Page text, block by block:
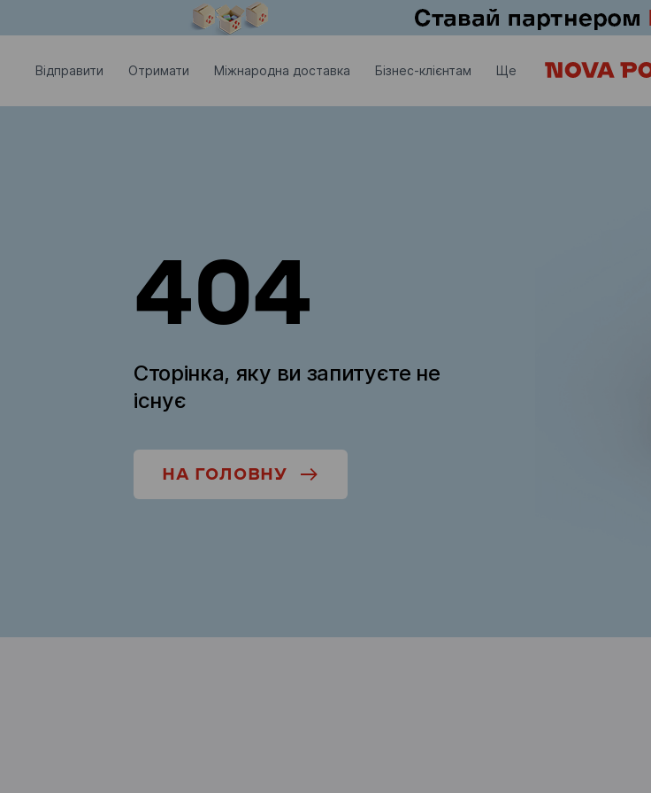
Відправити Отримати Міжнародна доставка Бізнес-клієнтам Ще
404
Сторінка, яку ви запитуєте не
існує
НА ГОЛОВНУ